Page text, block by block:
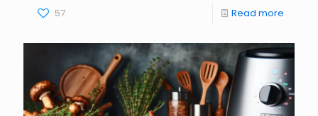
57 Read more